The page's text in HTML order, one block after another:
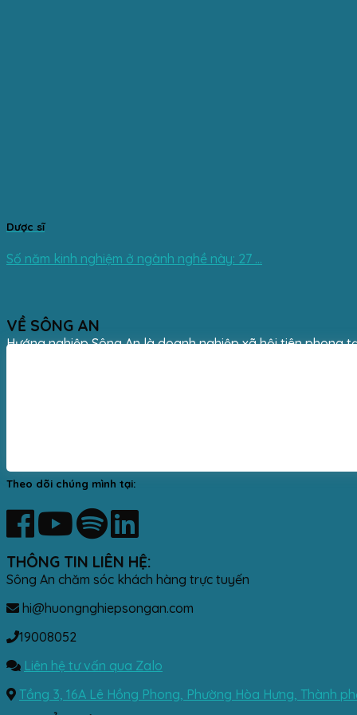
Dược sĩ
Số năm kinh nghiệm ở ngành nghề này: 27 ...
VỀ SÔNG AN
Hướng nghiệp Sông An là doanh nghiệp xã hội tiên phong
Theo dõi chúng mình tại:
THÔNG TIN LIÊN HỆ:
Sông An chăm sóc khách hàng trực tuyến
hi@huongnghiepsongan.com
19008052
Liên hệ tư vấn qua Zalo
Tầng 3, 16A Lê Hồng Phong, Phường Hòa Hưng, Thành